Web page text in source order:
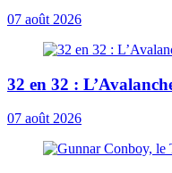
07 août 2026
32 en 32 :
07 août 2026